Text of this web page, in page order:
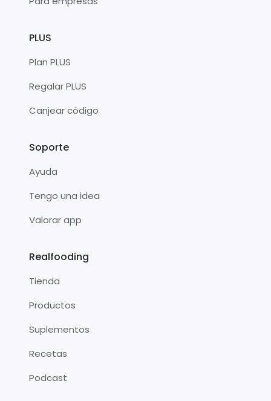
PLUS
Plan PLUS
Regalar PLUS
Canjear código
Soporte
Ayuda
Tengo una idea
Valorar app
Realfooding
Tienda
Productos
Suplementos
Recetas
Podcast